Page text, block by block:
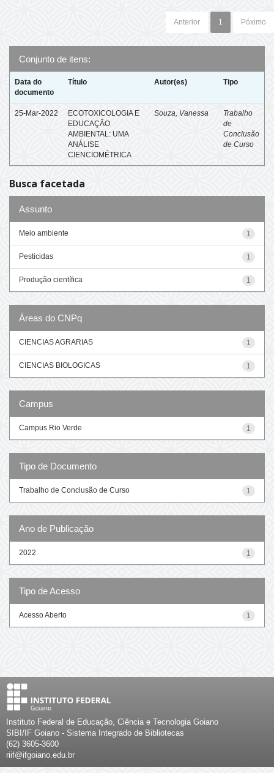
Anterior 1 Póximo
Conjunto de itens:
Data do
documento
Título Autor(es) Tipo
25-Mar-2022
ECOTOXICOLOGIA E
EDUCAÇÃO
AMBIENTAL: UMA
ANÁLISE
CIENCIOMÉTRICA
Souza, Vanessa
Trabalho
de
Conclusão
de Curso
Busca facetada
Assunto
1
Meio ambiente
1
Pesticidas
1
Produção científica
Áreas do CNPq
1
CIENCIAS AGRARIAS
1
CIENCIAS BIOLOGICAS
Campus
1
Campus Rio Verde
Tipo de Documento
1
Trabalho de Conclusão de Curso
Ano de Publicação
1
2022
Tipo de Acesso
1
Acesso Aberto
Instituto Federal de Educação, Ciência e Tecnologia Goiano
SIBI/IF Goiano - Sistema Integrado de Bibliotecas
(62) 3605-3600
riif@ifgoiano.edu.br